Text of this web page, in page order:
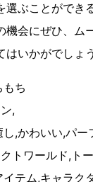
選ぶことができ
機会にぜひ、ム
いかがでしょう
ち
,
,かわいい,パー
トワールド,ト
テム,キャラク